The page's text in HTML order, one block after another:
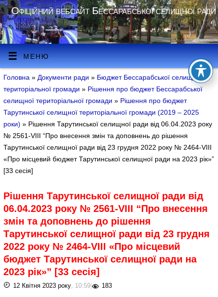
Офіційний вебсайт Бессарабської селищної ради
МЕНЮ
Головна » Документи ради» Бюджет Бессарабської селищної
територіальної громади» Рішення про бюджет Бессарабської
селищної територіальної громади» Рішення про бюджет
Тарутинської селищної територіальної громади (2019 – 2025
роки)» Рішення Тарутинської селищної ради від 06.04.2023 року
№ 2561-VIII “Про внесення змін та доповнень до рішення
Тарутинської селищної ради від 23 грудня 2022 року № 2464-VIII
«Про місцевий бюджет Тарутинської селищної ради на 2023 рік»”
[33 сесія]
Рішення Тарутинської селищної ради від
06.04.2023 року № 2561-VIII “Про внесення
змін та доповнень до рішення
Тарутинської селищної ради від 23 грудня
2022 року № 2464-VIII «Про місцевий
бюджет Тарутинської селищної ради на
2023 рік»” [33 сесія]
12 Квітня 2023 року, 10:59| 183